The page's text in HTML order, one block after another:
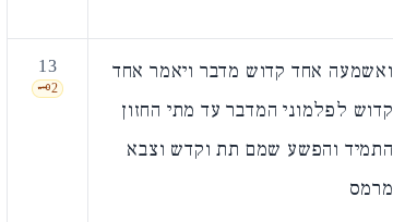
13
🗝️2
ואשמעה אחד קדוש מדבר ויאמר אחד
קדוש לפלמוני המדבר עד מתי החזון
התמיד והפשע שמם תת וקדש וצבא
מרמס